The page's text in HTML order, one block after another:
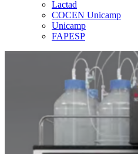
Lactad
COCEN Unicamp
Unicamp
FAPESP